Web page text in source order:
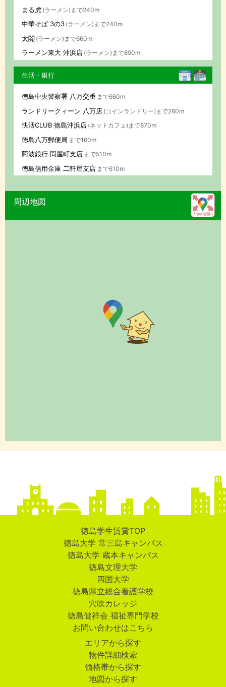
まる虎 (ラーメン)まで240m
中華そば 3の3 (ラーメン)まで240m
太閤 (ラーメン)まで660m
ラーメン東大 沖浜店 (ラーメン)まで890m
生活・銀行
徳島中央警察署 八万交番 まで660m
ランドリークィーン 八万店 (コインランドリー)まで260m
快活CLUB 徳島沖浜店 (ネットカフェ)まで870m
徳島八万郵便局 まで160m
阿波銀行 問屋町支店 まで510m
徳島信用金庫 二軒屋支店 まで610m
周辺地図
徳島学生賃貸TOP
徳島大学 常三島キャンパス
徳島大学 蔵本キャンパス
徳島文理大学
四国大学
徳島県立総合看護学校
穴吹カレッジ
徳島健祥会 福祉専門学校
お問い合わせはこちら
エリアから探す
物件詳細検索
価格帯から探す
地図から探す